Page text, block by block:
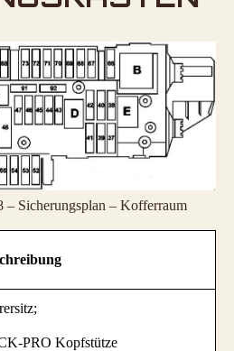
– Sicherungsplan – Kofferraum
PRO Kopfstütze